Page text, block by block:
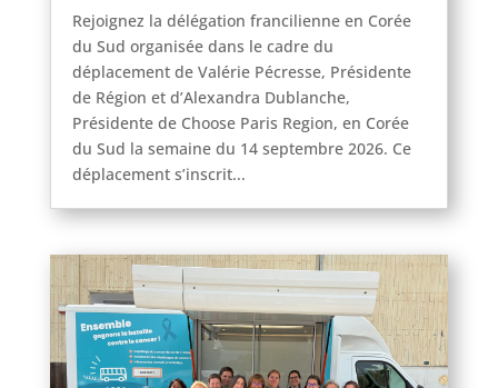
Rejoignez la délégation francilienne en Corée
du Sud organisée dans le cadre du
déplacement de Valérie Pécresse, Présidente
de Région et d’Alexandra Dublanche,
Présidente de Choose Paris Region, en Corée
du Sud la semaine du 14 septembre 2026. Ce
déplacement s’inscrit...